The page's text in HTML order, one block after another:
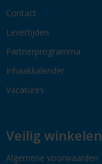
Contact
Levertijden
Partnerprogramma
Inhaakkalender
Vacatures
Veilig winkelen
Algemene voorwaarden